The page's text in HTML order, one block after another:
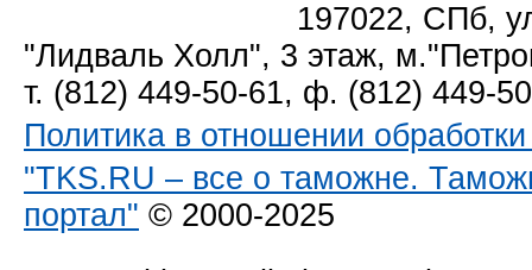
197022, СПб,
"Лидваль Холл", 3 этаж,
т. (812) 449-50-61, ф. (812) 449-
Политика в отношении
"TKS.RU – все о таможне.
портал" © 2000-2025